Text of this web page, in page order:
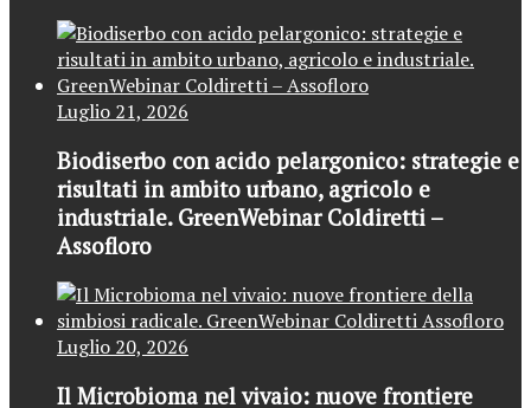
Luglio 21, 2026
Biodiserbo con acido pelargonico: strategie e
risultati in ambito urbano, agricolo e
industriale. GreenWebinar Coldiretti –
Assofloro
Luglio 20, 2026
Il Microbioma nel vivaio: nuove frontiere